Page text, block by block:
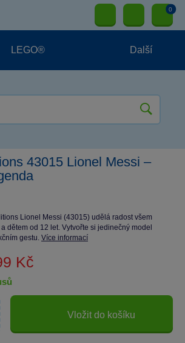
0
LEGO® Další
43015 Lionel Messi –
Lionel Messi (43015) udělá radost všem
dětem od 12 let. Vytvořte si jedinečný model
gestu. Více informací
Kč
Vložit do košíku